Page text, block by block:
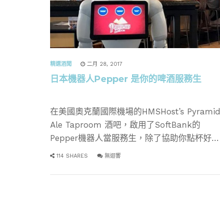
精選酒聞 二月 28, 2017
日本機器人Pepper 是你的啤酒服務生
在美國奧克蘭國際機場的HMSHost’s Pyramid
Ale Taproom 酒吧，啟用了SoftBank的
Pepper機器人當服務生，除了協助你點杯好喝
的啤酒，建議好吃的餐點，讓旅客放鬆一下之
114 SHARES 無迴響